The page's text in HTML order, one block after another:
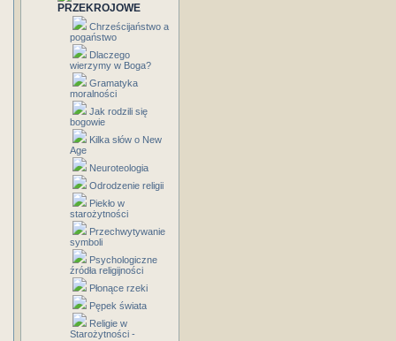
PRZEKROJOWE
Chrześcijaństwo a
pogaństwo
Dlaczego
wierzymy w Boga?
Gramatyka
moralności
Jak rodzili się
bogowie
Kilka słów o New
Age
Neuroteologia
Odrodzenie religii
Piekło w
starożytności
Przechwytywanie
symboli
Psychologiczne
źródła religijności
Płonące rzeki
Pępek świata
Religie w
Starożytności -